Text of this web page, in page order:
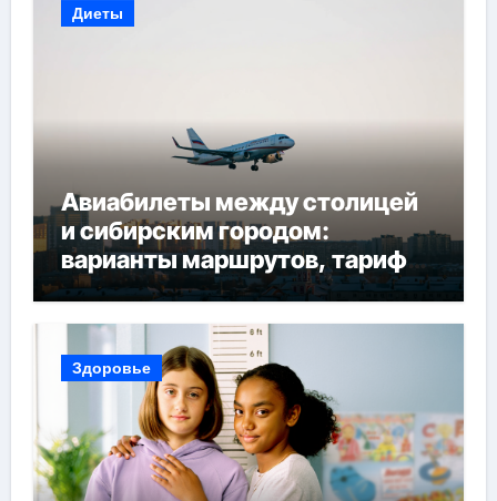
Диеты
Авиабилеты между столицей
и сибирским городом:
варианты маршрутов, тарифы
и советы по планированию
поездки
Здоровье